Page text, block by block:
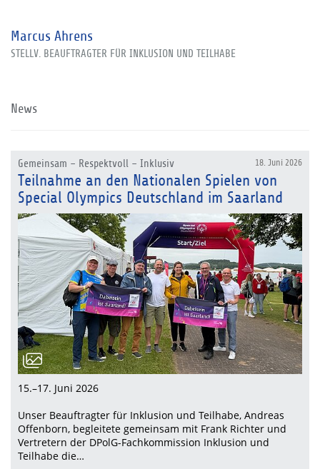
Marcus Ahrens
STELLV. BEAUFTRAGTER FÜR INKLUSION UND TEILHABE
News
18. Juni 2026
Gemeinsam – Respektvoll – Inklusiv
Teilnahme an den Nationalen Spielen von
Special Olympics Deutschland im Saarland
15.–17. Juni 2026
Unser Beauftragter für Inklusion und Teilhabe, Andreas
Offenborn, begleitete gemeinsam mit Frank Richter und
Vertretern der DPolG-Fachkommission Inklusion und
Teilhabe die…